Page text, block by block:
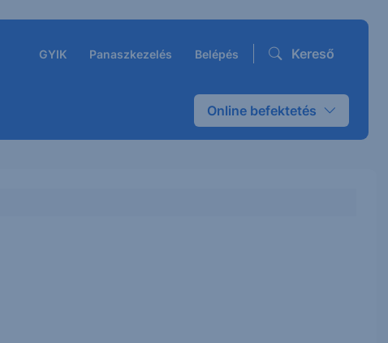
GYIK Panaszkezelés Belépés Kereső
Online befektetés